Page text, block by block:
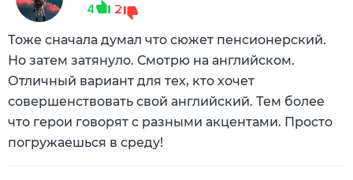
4
2
Тоже сначала думал что сюжет пенсионерский.
Но затем затянуло. Смотрю на английском.
Отличный вариант для тех, кто хочет
совершенствовать свой английский. Тем более
что герои говорят с разными акцентами. Просто
погружаешься в среду!